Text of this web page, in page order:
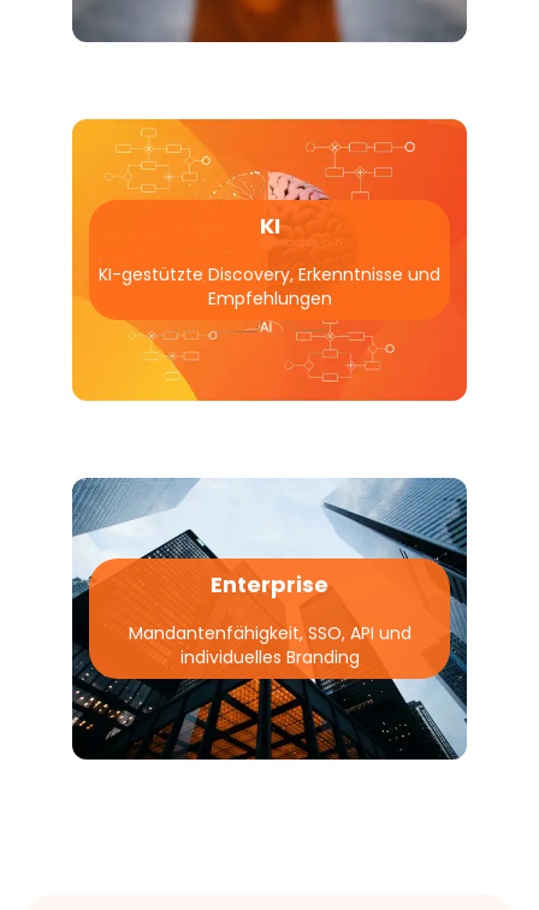
KI
KI-gestützte Discovery, Erkenntnisse und
Empfehlungen
Enterprise
Mandantenfähigkeit, SSO, API und
individuelles Branding